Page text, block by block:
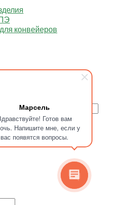
Марсель
Готов вам
Напишите мне, если у
вас появятся вопросы.
конвейеров